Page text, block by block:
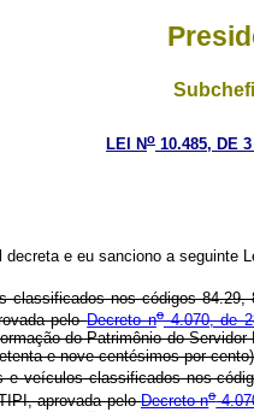
LEI No 10.485, DE
e eu sanciono a seguinte
nos códigos
peloDecreto no4.070, de
do Patrimônio do
e nove centésimos por
veículos classificados nos
aprovada peloDecreto no